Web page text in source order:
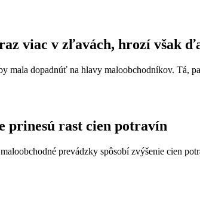
viac v zľavách, hrozí však
mala dopadnúť na hlavy maloobchodníkov. Tá,
prinesú rast cien potravín
prevádzky spôsobí zvýšenie cien